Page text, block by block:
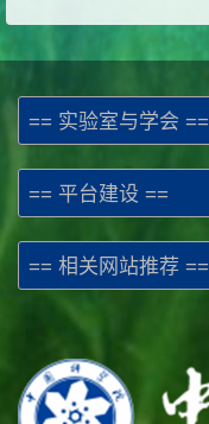
== 实验室与学会 ==
== 平台建设 ==
== 相关网站推荐 ==